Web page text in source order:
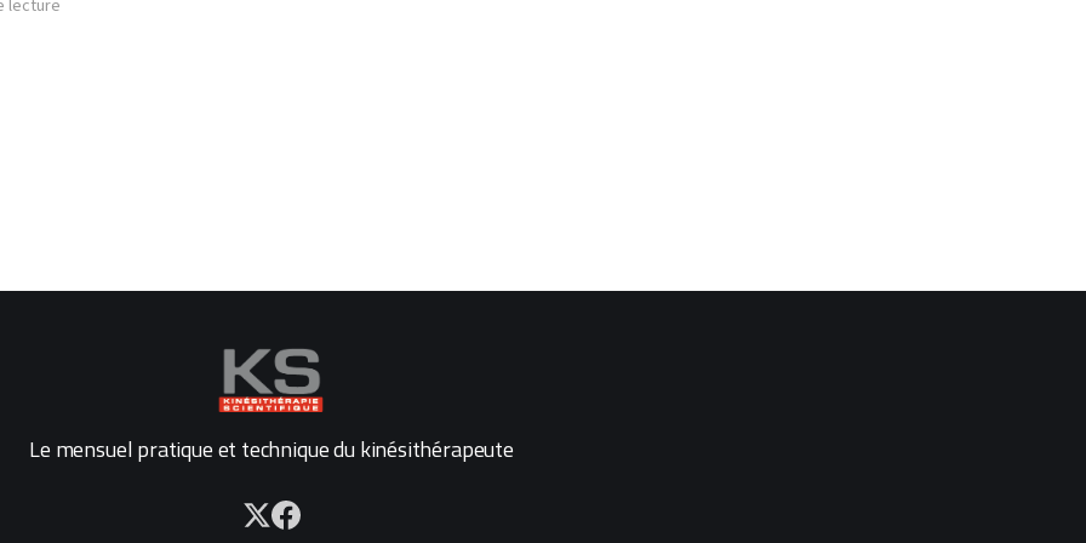
lecture
Le mensuel pratique et technique du kinésithérapeute